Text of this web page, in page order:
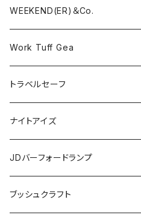
WEEKEND(ER)＆Co.
Work Tuff Gea
トラベルセーフ
ナイトアイズ
JDバーフォードランプ
ブッシュクラフト